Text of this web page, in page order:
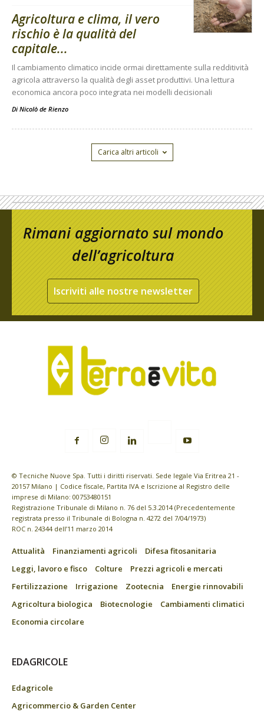
Agricoltura e clima, il vero
rischio è la qualità del
capitale...
Il cambiamento climatico incide ormai direttamente sulla redditività
agricola attraverso la qualità degli asset produttivi. Una lettura
economica ancora poco integrata nei modelli decisionali
Di Nicolò de Rienzo
Carica altri articoli
Rimani aggiornato sul mondo
dell’agricoltura
Iscriviti alle nostre newsletter
© Tecniche Nuove Spa. Tutti i diritti riservati. Sede legale Via Eritrea 21 -
20157 Milano | Codice fiscale, Partita IVA e Iscrizione al Registro delle
imprese di Milano: 00753480151
Registrazione Tribunale di Milano n. 76 del 5.3.2014 (Precedentemente
registrata presso il Tribunale di Bologna n. 4272 del 7/04/1973)
ROC n. 24344 dell’11 marzo 2014
Attualità Finanziamenti agricoli
Difesa fitosanitaria
Leggi, lavoro e fisco
Colture
Prezzi agricoli e mercati
Fertilizzazione
Irrigazione Zootecnia
Energie rinnovabili
Agricoltura biologica
Biotecnologie
Cambiamenti climatici
Economia circolare
EDAGRICOLE
Edagricole
Agricommercio & Garden Center